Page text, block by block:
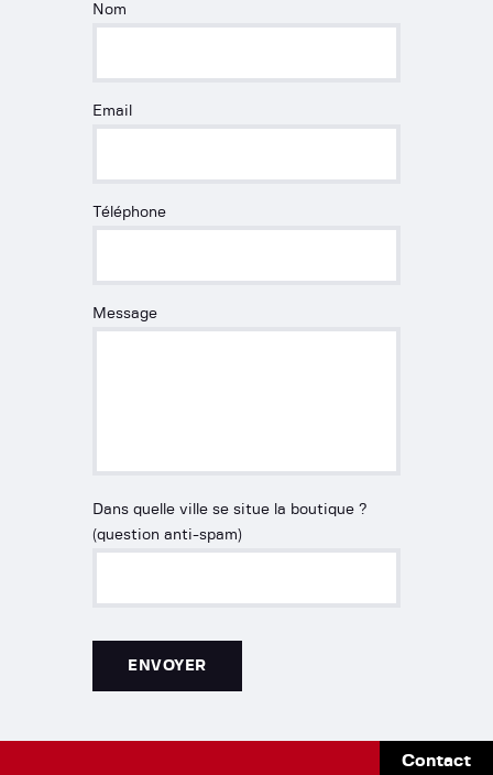
Nom
Email
Téléphone
Message
Dans quelle ville se situe la boutique ?
(question anti-spam)
Contact